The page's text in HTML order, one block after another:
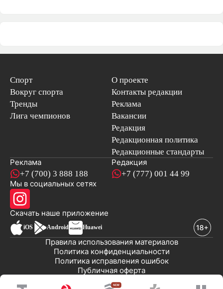
Спорт
Вокруг спорта
Тренды
Лига чемпионов
О проекте
Контакты редакции
Реклама
Вакансии
Редакция
Редакционная политика
Редакционные стандарты
Реклама
+7 (700) 3 888 188
Редакция
+7 (777) 001 44 99
Мы в социальных сетях
Скачать наше приложениеновостей
iOS Android Huawei
Публичная оферта
Политика исправления ошибок
Политика конфиденциальности
Правила использования материалов
© 2008-2026 ТОО «EML»